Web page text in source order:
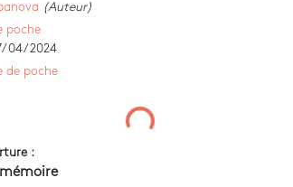
(Auteur)
poche
04/2024
de poche
: